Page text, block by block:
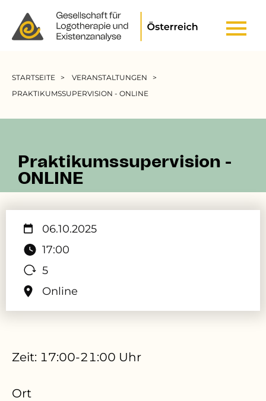
STARTSEITE
VERANSTALTUNGEN
PRAKTIKUMSSUPERVISION - ONLINE
Praktikumssupervision -
ONLINE
06.10.2025
17:00
5
Online
Zeit: 17:00-21:00 Uhr
Ort